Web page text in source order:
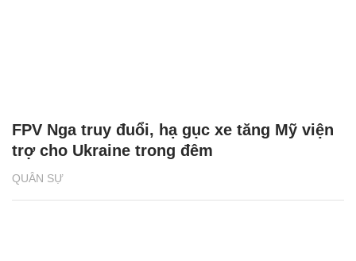
QUÂN SỰ
FPV Nga truy đuổi, hạ gục xe tăng Mỹ viện
trợ cho Ukraine trong đêm